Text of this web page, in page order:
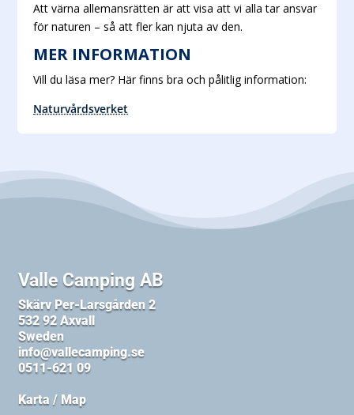
Att värna allemansrätten är att visa att vi alla tar ansvar
för naturen – så att fler kan njuta av den.
MER INFORMATION
Vill du läsa mer? Här finns bra och pålitlig information:
Naturvårdsverket
Valle Camping AB
Skärv Per-Larsgården 2
532 92 Axvall
Sweden
info@vallecamping.se
0511-621 09
Karta / Map